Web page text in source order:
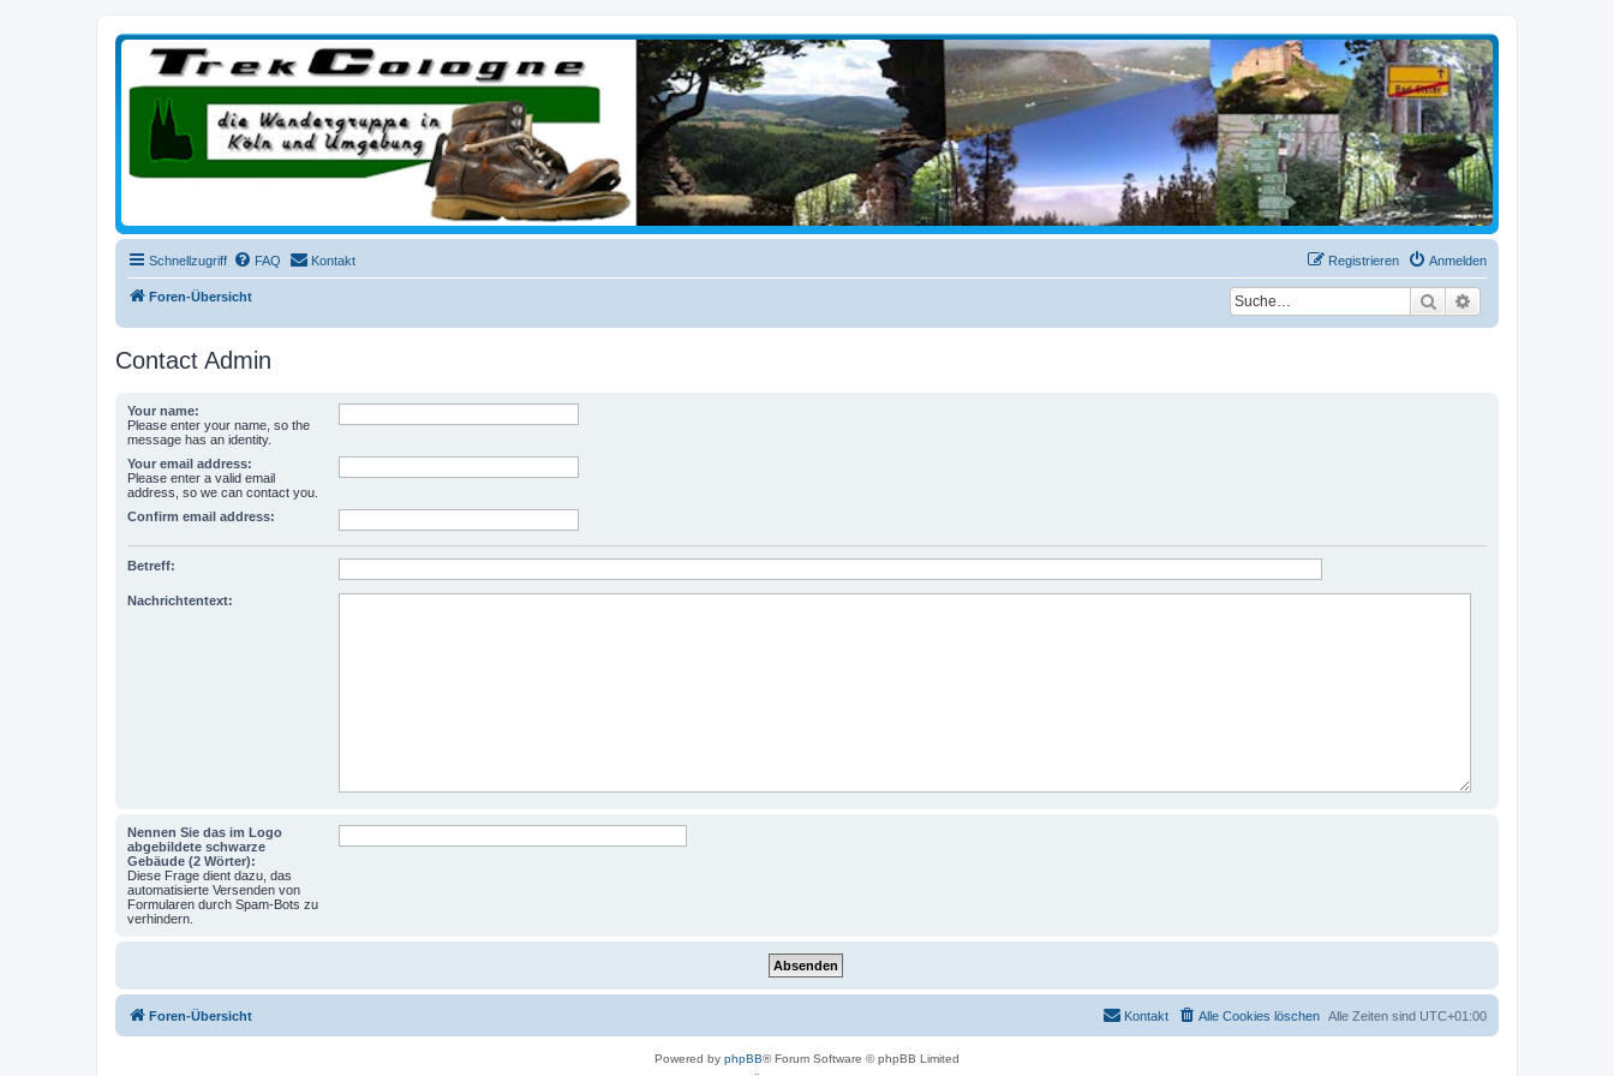
trekcologne.de
Wanderungen rund um Köln
Schnellzugriff FAQ Kontakt Anmelden
Registrieren
Foren-Übersicht Suche
Contact Admin
Your name:
Please enter your name, so the
message has an identity.
Your email address:
Please enter a valid email
address, so we can contact you.
Confirm email address:
Betreff:
Nachrichtentext:
Nennen Sie das im Logo
abgebildete schwarze
Gebäude (2 Wörter):
Diese Frage dient dazu, das
automatisierte Versenden von
Formularen durch Spam-Bots zu
verhindern.
Foren-Übersicht Alle Zeiten sind UTC+01:00
Alle Cookies löschen
Kontakt
Powered by phpBB® Forum Software © phpBB Limited